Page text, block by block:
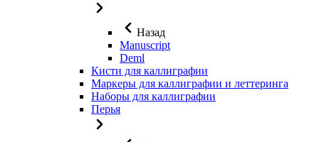
Назад
Manuscript
Deml
Кисти для каллиграфии
Маркеры для каллиграфии и леттеринга
Наборы для каллиграфии
Перья